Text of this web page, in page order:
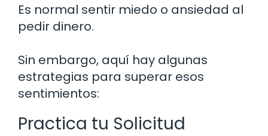
Es normal sentir miedo o ansiedad al
pedir dinero.
Sin embargo, aquí hay algunas
estrategias para superar esos
sentimientos:
Practica tu Solicitud